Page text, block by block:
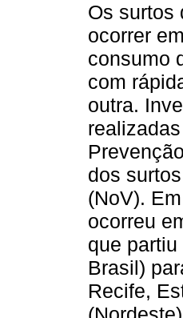
Os surtos
ocorrer
consumo
com
outra.
dos
(NoV).
ocorreu
que
Brasil)
Recife,